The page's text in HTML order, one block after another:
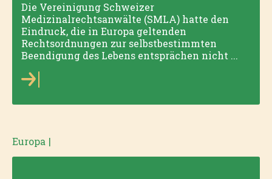
Die Vereinigung Schweizer
Medizinalrechtsanwälte (SMLA) hatte den
Eindruck, die in Europa geltenden
Rechtsordnungen zur selbstbestimmten
Beendigung des Lebens entsprächen nicht ...
Europa |